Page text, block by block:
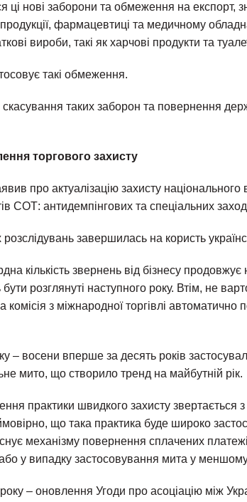
нові заборони та обмеження на експорт,
фармацевтиці та медичному
вироби, такі як харчові продукти та
такі обмеження.
скасування таких заборон та повернення
торгового захисту
про актуалізацію захисту
СОТ: антидемпінгових та спеціальних
завершилась на користь
кількість звернень від бізнесу продовжує
розглянуті наступного року. Втім, не
комісія з міжнародної торгівлі
– восени вперше за десять років
мито, що створило тренд на майбутній рік.
практики швидкого захисту звертається
що така практика буде широко
механізму повернення сплачених
у випадку застосовування мита у
– оновлення Угоди про асоціацію між